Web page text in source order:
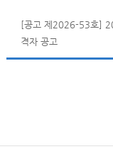
[공고 제2026-53호]
격자 공고